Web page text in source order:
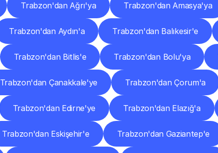
Trabzon'dan Ağrı'ya Trabzon'dan Amasya'ya
Trabzon'dan Aydın'a Trabzon'dan Balıkesir'e
Trabzon'dan Bitlis'e Trabzon'dan Bolu'ya
Trabzon'dan Çanakkale'ye Trabzon'dan Çorum'a
Trabzon'dan Edirne'ye Trabzon'dan Elazığ'a
Trabzon'dan Eskişehir'e Trabzon'dan Gaziantep'e